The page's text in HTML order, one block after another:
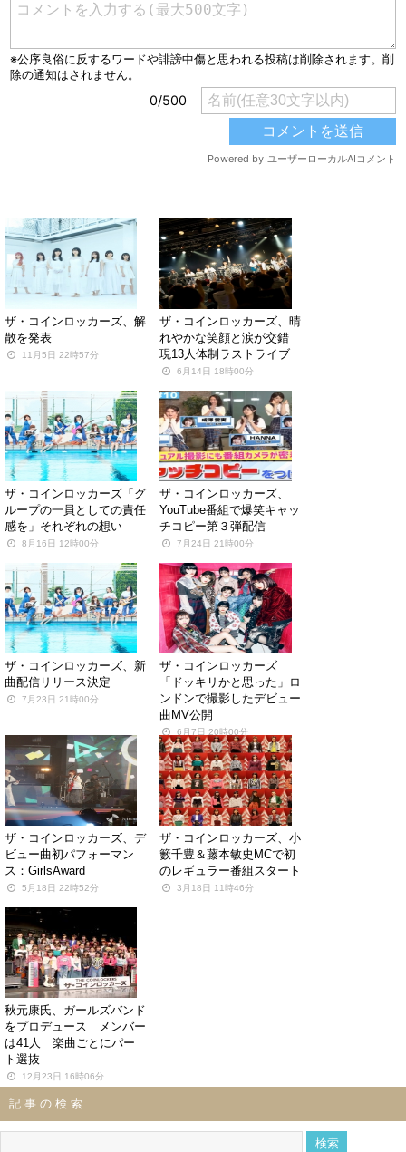
ザ・コインロッカーズ、解
散を発表
11月5日 22時57分
ザ・コインロッカーズ、晴
れやかな笑顔と涙が交錯
現13人体制ラストライブ
6月14日 18時00分
ザ・コインロッカーズ「グ
ループの一員としての責任
感を」それぞれの想い
8月16日 12時00分
ザ・コインロッカーズ、
YouTube番組で爆笑キャッ
チコピー第３弾配信
7月24日 21時00分
ザ・コインロッカーズ、新
曲配信リリース決定
7月23日 21時00分
ザ・コインロッカーズ
「ドッキリかと思った」ロ
ンドンで撮影したデビュー
曲MV公開
6月7日 20時00分
ザ・コインロッカーズ、デ
ビュー曲初パフォーマン
ス：GirlsAward
5月18日 22時52分
ザ・コインロッカーズ、小
籔千豊＆藤本敏史MCで初
のレギュラー番組スタート
3月18日 11時46分
秋元康氏、ガールズバンド
をプロデュース メンバー
は41人 楽曲ごとにパー
ト選抜
12月23日 16時06分
記事の検索